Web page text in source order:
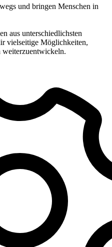
und bringen Menschen in
aus unterschiedlichsten
vielseitige Möglichkeiten,
weiterzuentwickeln.